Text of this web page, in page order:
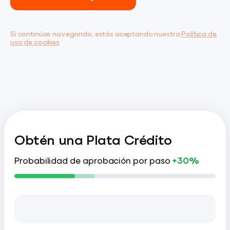
Si continúas navegando, estás aceptando nuestra Política de
uso de cookies
Obtén una Plata Crédito
Probabilidad de aprobación por paso +30%